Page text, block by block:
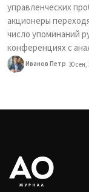
управленческих
акционеры
число упоминаний
конференциях с
Иванов Петр 30 сен,